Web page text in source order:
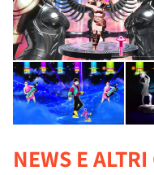
NEWS E